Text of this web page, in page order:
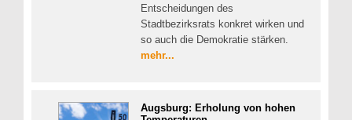
Entscheidungen des
Stadtbezirksrats konkret wirken und
so auch die Demokratie stärken.
mehr...
Augsburg: Erholung von hohen